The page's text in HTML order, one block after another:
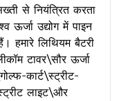
से नियंत्रित करता
ऊर्जा उद्योग में पाइन
हमारे लिथियम बैटरी
टावर\सौर ऊर्जा
कार्ट\स्ट्रीट-
लाइट\और